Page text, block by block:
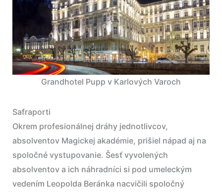
Grandhotel Pupp v Karlových Varoch
Safraporti
Okrem profesionálnej dráhy jednotlivcov,
absolventov Magickej akadémie, prišiel nápad aj na
spoločné vystupovanie. Šesť vyvolených
absolventov a ich náhradníci si pod umeleckým
vedením Leopolda Beránka nacvičili spoločný